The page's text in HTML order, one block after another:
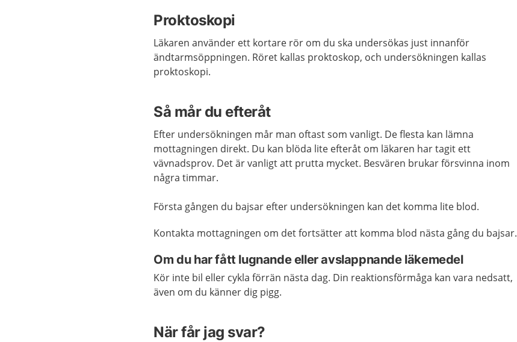
Proktoskopi
Läkaren använder ett kortare rör om du ska undersökas just innanför
ändtarmsöppningen. Röret kallas proktoskop, och undersökningen kallas
proktoskopi.
Så mår du efteråt
Efter undersökningen mår man oftast som vanligt. De flesta kan lämna
mottagningen direkt. Du kan blöda lite efteråt om läkaren har tagit ett
vävnadsprov. Det är vanligt att prutta mycket. Besvären brukar försvinna inom
några timmar.
Första gången du bajsar efter undersökningen kan det komma lite blod.
Kontakta mottagningen om det fortsätter att komma blod nästa gång du bajsar.
Om du har fått lugnande eller avslappnande läkemedel
Kör inte bil eller cykla förrän nästa dag. Din reaktionsförmåga kan vara nedsatt,
även om du känner dig pigg.
När får jag svar?